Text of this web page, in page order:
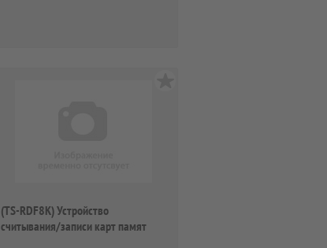
(TS-RDF8K) Устройство
считывания/записи карт памят